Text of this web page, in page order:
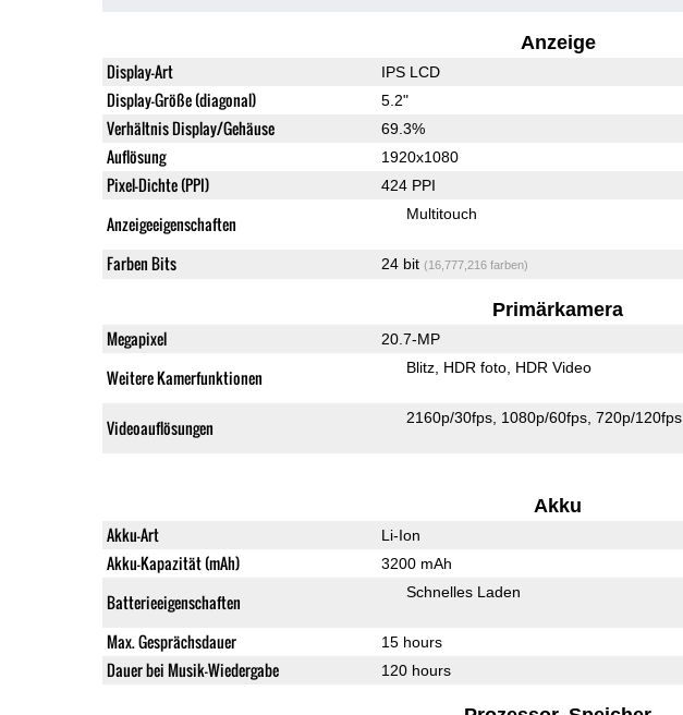
Anzeige
Display-Art IPS LCD
Display-Größe (diagonal) 5.2"
Verhältnis Display/Gehäuse 69.3%
Auflösung 1920x1080
Pixel-Dichte (PPI) 424 PPI
Anzeigeeigenschaften Multitouch
Farben Bits 24 bit (16,777,216 farben)
Primärkamera
Megapixel 20.7-MP
Weitere Kamerfunktionen Blitz HDR foto HDR Video
Videoauflösungen 2160p/30fps 1080p/60fps 720p/120fps
Akku
Akku-Art Li-Ion
Akku-Kapazität (mAh) 3200 mAh
Batterieeigenschaften Schnelles Laden
Max. Gesprächsdauer 15 hours
Dauer bei Musik-Wiedergabe 120 hours